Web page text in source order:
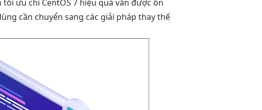
tối ưu chi CentOS 7 hiệu quả vẫn được ổn
cần chuyển sang các giải pháp thay thế